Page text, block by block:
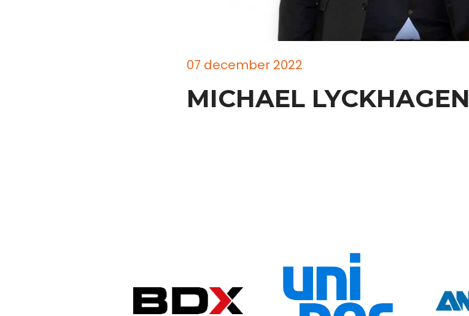
07 december 2022
MICHAEL LYCKHAGEN